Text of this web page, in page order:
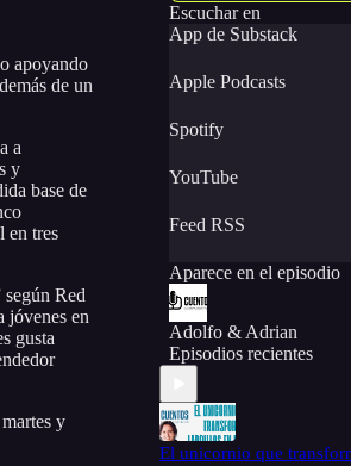
apoyando
de un
a
y
base de
en tres
Red
jóvenes en
gusta
y
Escuchar en
App de Substack
Apple Podcasts
Spotify
YouTube
Feed RSS
Aparece en el episodio
Adolfo & Adrian
Episodios recientes
El unicornio que